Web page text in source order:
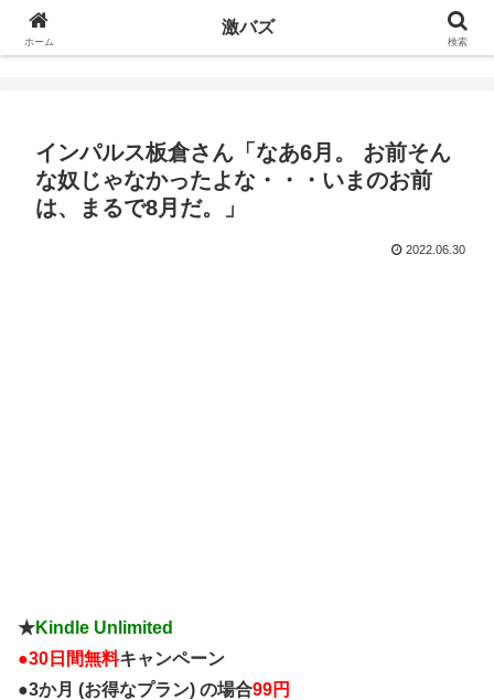
インパルス板倉さん「なあ6月。 お前そん
な奴じゃなかったよな・・・いまのお前
は、まるで8月だ。」
2022.06.30
★Kindle Unlimited
●30日間無料キャンペーン
●3か月 (お得なプラン) の場合99円
ホーム
激バズ
検索